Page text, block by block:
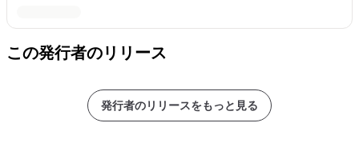
この発行者のリリース
発行者のリリースをもっと見る